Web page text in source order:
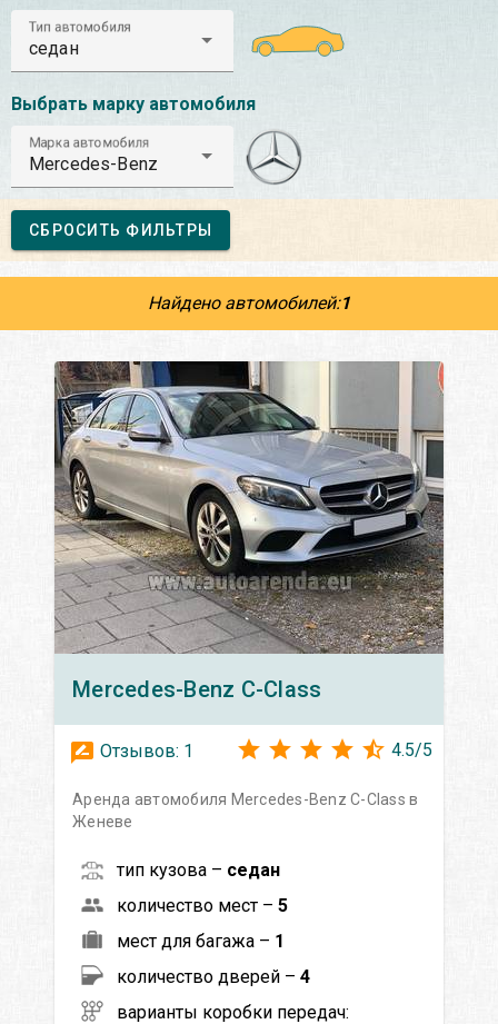
Тип автомобиля
седан
Выбрать марку автомобиля
Марка автомобиля
Mercedes-Benz
СБРОСИТЬ ФИЛЬТРЫ
Найдено автомобилей:1
Mercedes-Benz C-Class
Отзывов: 1 4.5/5
Аренда автомобиля Mercedes-Benz C-Class в
Женеве
тип кузова – седан
количество мест – 5
мест для багажа – 1
количество дверей – 4
варианты коробки передач: